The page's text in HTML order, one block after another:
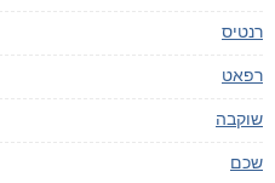
רנטיס
רפאט
שוקבה
שכם